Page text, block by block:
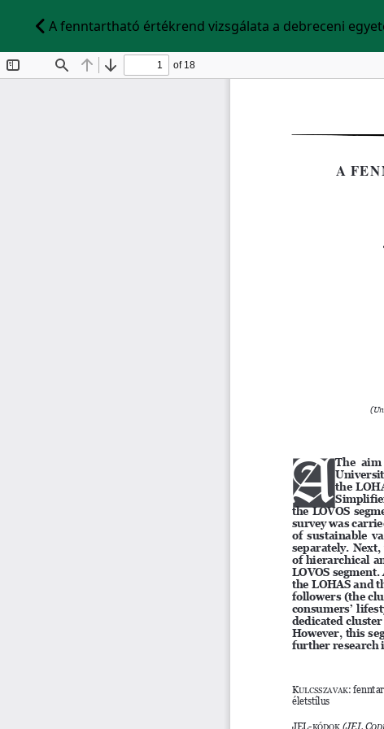
A fenntartható értékrend vizsgálata a debreceni